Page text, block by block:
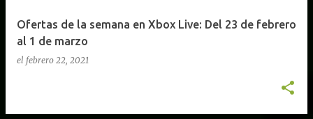
Ofertas de la semana en Xbox Live: Del 23 de febrero
al 1 de marzo
el febrero 22, 2021